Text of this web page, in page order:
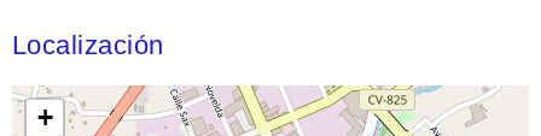
Localización
+